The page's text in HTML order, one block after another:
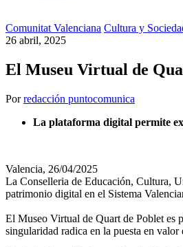
Comunitat Valenciana Cultura y
26 abril, 2025
El Museu Virtual de
Por redacción puntocomunica
La plataforma digital permite
Valencia, 26/04/2025
La Conselleria de Educación, Cultura,
patrimonio digital en el Sistema
El Museo Virtual de Quart de Poblet es
singularidad radica en la puesta en